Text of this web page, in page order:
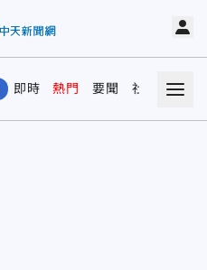
即時 熱門 要聞 社會 娛樂